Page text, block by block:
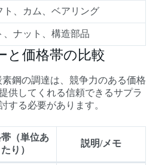
ト、カム、ベアリング
、ナット、構造部品
と価格帯の比較
素鋼の調達は、競争力のある価格
供してくれる信頼できるサプラ
する必要があります。
（単位あ
たり）
説明/メモ